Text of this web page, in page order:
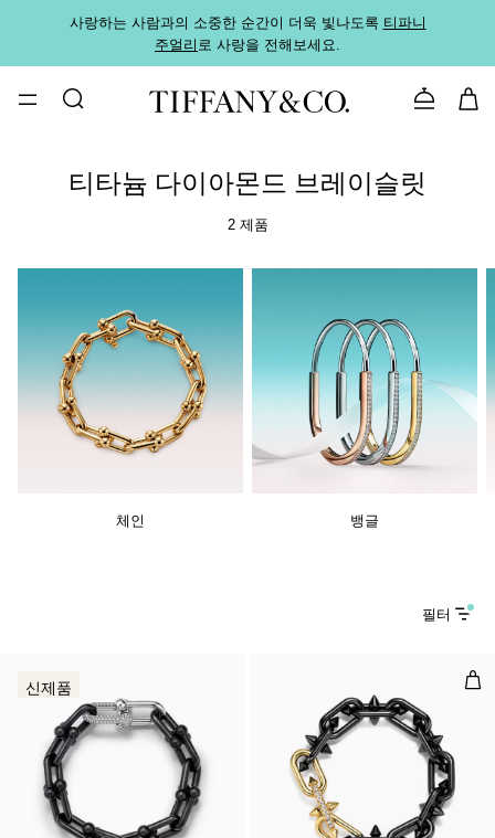
사랑하는 사람과의 소중한 순간이 더욱 빛나도록 티파니
주얼리로 사랑을 전해보세요.
문의하기
티타늄 다이아몬드 브레이슬릿
2 제품
체인 뱅글
필터
신제품 브